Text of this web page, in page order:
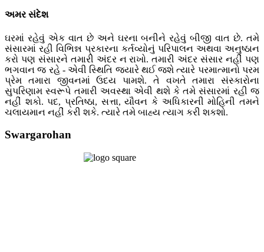
અમર સંદેશ
ઘરમાં રહેવું એક વાત છે અને ઘરના બનીને રહેવું બીજી વાત છે. તમે
સંસારમાં રહી વિભિન્ન પ્રકારના કર્તવ્યોનું પરિપાલન અથવા અનુષ્ઠાન
કરો પણ સંસારને તમારી અંદર ન રાખો. તમારી અંદર સંસાર નહીં પણ
ભગવાન જ રહે - એવી સ્થિતિ જ્યારે થઈ જશે ત્યારે પરમાત્માનો પરમ
પ્રેમ તમારા જીવનમાં ઉદય પામશે. તે વખતે તમારા સંસ્કારોના
સુપરિણામ સ્વરૂપે તમારી અવસ્થા એવી થશે કે તમે સંસારમાં રહી જ
નહીં શકો. પદ, પ્રતિષ્ઠા, સત્તા, યૌવન કે અધિકારની મોહિની તમને
ચલાયમાન નહીં કરી શકે. ત્યારે તમે બાહ્ય ત્યાગ કરી શકશો.
Swargarohan